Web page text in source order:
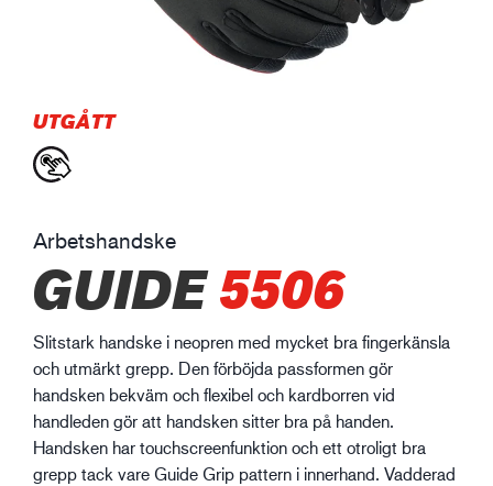
UTGÅTT
Arbetshandske
GUIDE5506
Slitstark handske i neopren med mycket bra fingerkänsla
och utmärkt grepp. Den förböjda passformen gör
handsken bekväm och flexibel och kardborren vid
handleden gör att handsken sitter bra på handen.
Handsken har touchscreenfunktion och ett otroligt bra
grepp tack vare Guide Grip pattern i innerhand. Vadderad